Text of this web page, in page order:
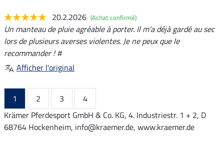
20.2.2026 (Achat confirmé)
Un manteau de pluie agréable à porter. Il m'a déjà gardé au sec
lors de plusieurs averses violentes. Je ne peux que le
recommander ! #
Afficher l'original
1 2 3
4
Krämer Pferdesport GmbH & Co. KG, 4. Industriestr. 1 + 2, D
68764 Hockenheim, info@kraemer.de, www.kraemer.de